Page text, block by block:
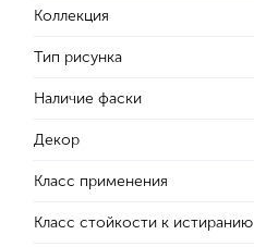
Коллекция
Тип рисунка
Наличие фаски
Декор
Класс применения
Класс стойкости к истиранию